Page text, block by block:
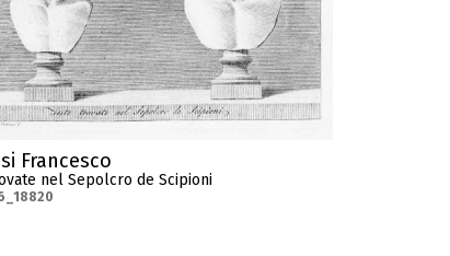
Francesco
nel Sepolcro de Scipioni